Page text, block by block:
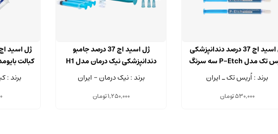
ژل اسید اچ 37 درصد دندانپزشکی
اُریس تک مدل P-Etch سه سرنگ
2.5 میلی لیتری
برند : اُریس تک ـ ایران
530,000تومان
ژل اسید اچ 37 درصد جامبو
دندانپزشکی نیک درمان مدل H1
سرنگ 50 میلی لیتر
برند : نیک درمان - ایران
1,250,000تومان
سرنگبرند :